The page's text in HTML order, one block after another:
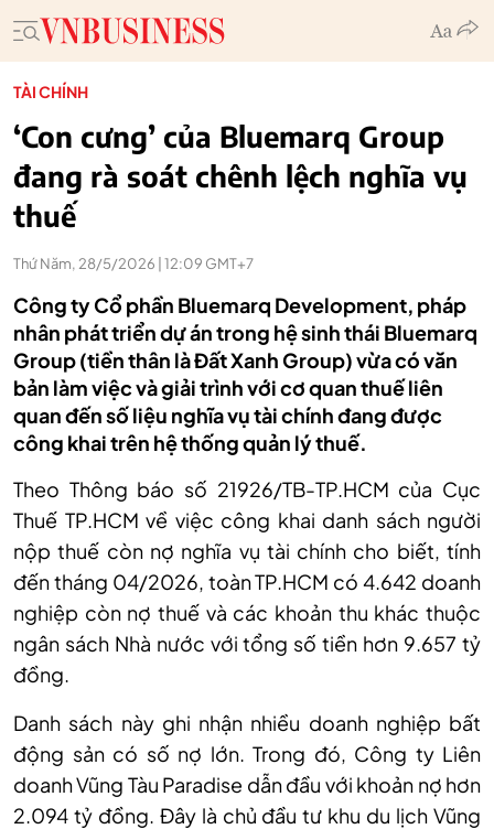
TÀI CHÍNH
‘Con cưng’ của Bluemarq Group
đang rà soát chênh lệch nghĩa vụ
thuế
Thứ Năm, 28/5/2026 | 12:09 GMT+7
Công ty Cổ phần Bluemarq Development, pháp
nhân phát triển dự án trong hệ sinh thái Bluemarq
Group (tiền thân là Đất Xanh Group) vừa có văn
bản làm việc và giải trình với cơ quan thuế liên
quan đến số liệu nghĩa vụ tài chính đang được
công khai trên hệ thống quản lý thuế.
Theo Thông báo số 21926/TB-TP.HCM của Cục
Thuế TP.HCM về việc công khai danh sách người
nộp thuế còn nợ nghĩa vụ tài chính cho biết, tính
đến tháng 04/2026, toàn TP.HCM có 4.642 doanh
nghiệp còn nợ thuế và các khoản thu khác thuộc
ngân sách Nhà nước với tổng số tiền hơn 9.657 tỷ
đồng.
Danh sách này ghi nhận nhiều doanh nghiệp bất
động sản có số nợ lớn. Trong đó, Công ty Liên
doanh Vũng Tàu Paradise dẫn đầu với khoản nợ hơn
2.094 tỷ đồng. Đây là chủ đầu tư khu du lịch Vũng